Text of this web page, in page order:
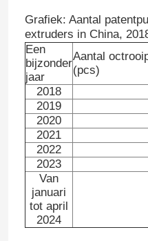
plastic platen-
thermovormende plaat-
Productielijn voor PP-
Pvc-Rand het
Rolkalendermachine
Grafiek: Aantal
extruders in China,
Een
bijzonder
jaar
Aantal
(pcs)
2018
2019
2020
2021
2022
2023
Van
januari
tot april
2024